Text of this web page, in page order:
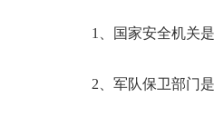
1、国家安全机关
2、军队保卫部门